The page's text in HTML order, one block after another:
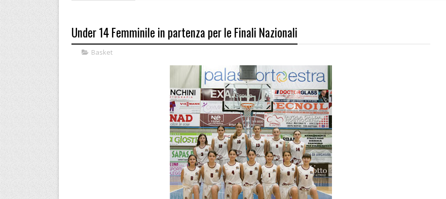
Under 14 Femminile in partenza per le Finali Nazionali
Basket